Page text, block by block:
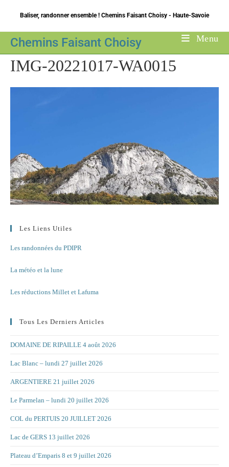
content
Baliser, randonner ensemble ! Chemins Faisant Choisy - Haute-Savoie
Chemins Faisant Choisy Menu
IMG-20221017-WA0015
Les Liens Utiles
Les randonnées du PDIPR
La météo et la lune
Les réductions Millet et Lafuma
Tous Les Derniers Articles
DOMAINE DE RIPAILLE 4 août 2026
Lac Blanc – lundi 27 juillet 2026
ARGENTIERE 21 juillet 2026
Le Parmelan – lundi 20 juillet 2026
COL du PERTUIS 20 JUILLET 2026
Lac de GERS 13 juillet 2026
Plateau d’Emparis 8 et 9 juillet 2026